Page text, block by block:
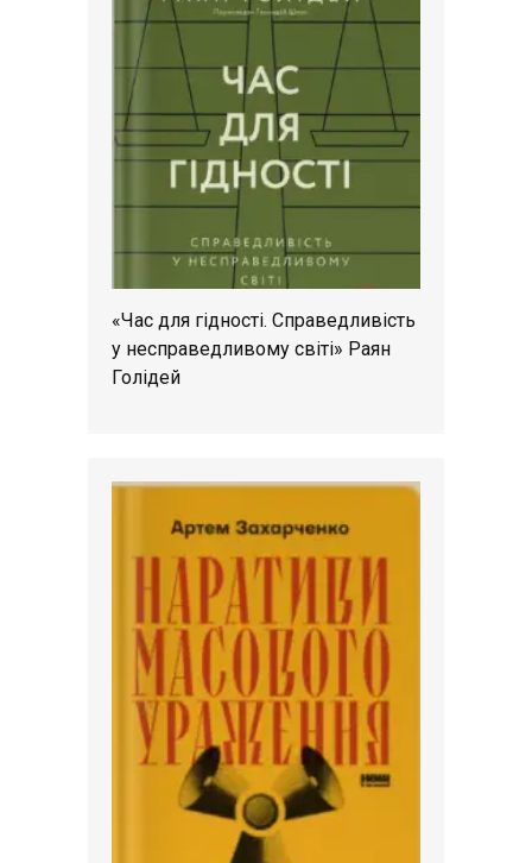
«Час для гідності. Справедливість
у несправедливому світі» Раян
Голідей